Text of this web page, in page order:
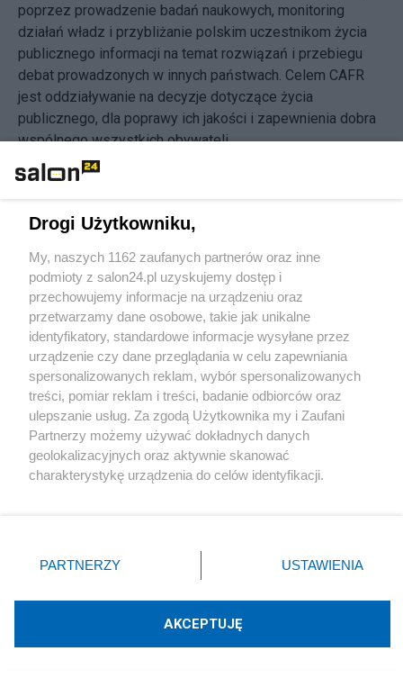
poprzez prowadzenie badań naukowych, monitoring
działań władz i przybliżanie polskim uczestnikom życia
publicznego informacji na temat rozwiązań i przebiegu
debat prowadzonych w innych państwach. Celem CAFR
jest oddziaływanie na decyzje dotyczące życia
publicznego, dla poprawy ich jakości i zapewnienia dobra
wspólnego wszystkich obywateli.
Skomentuj
Polityka
Kreml wściekły po przemówieniu Nawrockiego.
Zacharowa dostała szału
Redakcja
Polityka
PiS odkrywa karty. Demografia, mieszkania, ETS,
deportacje Ukraińców i rozliczenia
Drogi Użytkowniku,
My, naszych 1162 zaufanych partnerów oraz inne
podmioty z salon24.pl uzyskujemy dostęp i
przechowujemy informacje na urządzeniu oraz
przetwarzamy dane osobowe, takie jak unikalne
identyfikatory, standardowe informacje wysyłane przez
urządzenie czy dane przeglądania w celu zapewniania
spersonalizowanych reklam, wybór spersonalizowanych
treści, pomiar reklam i treści, badanie odbiorców oraz
ulepszanie usług. Za zgodą Użytkownika my i Zaufani
Partnerzy możemy używać dokładnych danych
geolokalizacyjnych oraz aktywnie skanować
charakterystykę urządzenia do celów identyfikacji.
zmienić/wycofać klikając przycisk ustawień prywatności
znajdujący się w lewym dolnym rogu strony
rodzaje przetwarzania danych nie wymagają zgody
użytkownika, ale masz prawo sprzeciwić się takiemu
PARTNERZY USTAWIENIA
AKCEPTUJĘ